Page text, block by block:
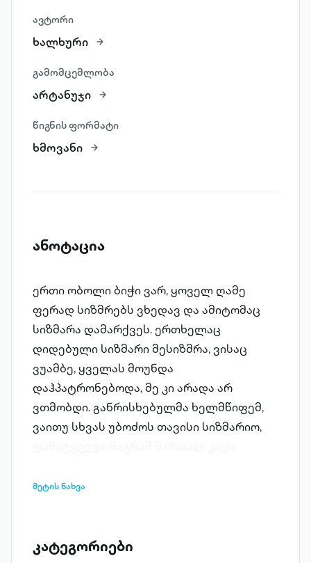
ავტორი
ხალხური
გამომცემლობა
არტანუჯი
წიგნის ფორმატი
ხმოვანი
ანოტაცია
ერთი ობოლი ბიჭი ვარ, ყოველ ღამე
ფერად სიზმრებს ვხედავ და ამიტომაც
სიზმარა დამარქვეს. ერთხელაც
დიდებული სიზმარი მესიზმრა, ვისაც
ვუამბე, ყველას მოუნდა
დაჰპატრონებოდა, მე კი არადა არ
ვთმობდი. განრისხებულმა ხელმწიფემ,
ვაითუ სხვას უბოძოს თავისი სიზმარიო,
სიზმარი. ახლა ერთ მხარეს მზე მიზის,
მაბანინებს. გაგიკვირდა? ჰოდა, ამ ჭრელ
მეტის ნახვა
კატეგორიები